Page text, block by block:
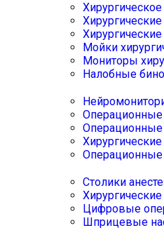
Мойки
Мониторы
Налобные
Операционные
Операционные
Столики
Цифровые
Шприцевые